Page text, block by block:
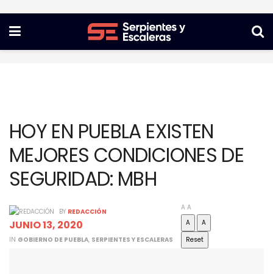
HOY EN PUEBLA EXISTEN
MEJORES CONDICIONES DE
SEGURIDAD: MBH
BY REDACCIÓN
JUNIO 13, 2020
IN GOBIERNO DE PUEBLA, SERPIENTES Y ESCALERAS
A A
A
A
Reset